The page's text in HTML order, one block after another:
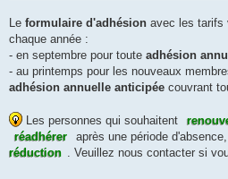
Le formulaire d'adhésion avec les tarifs
chaque année :
- en septembre pour toute adhésion
- au printemps pour les nouveaux
adhésion annuelle anticipée couvrant
Les personnes qui souhaitent
réadhérer
après une période
réduction . Veuillez nous contacter si